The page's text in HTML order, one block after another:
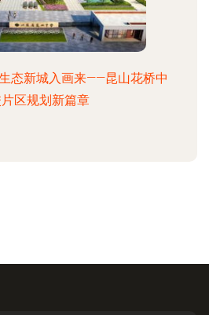
态新城入画来——昆山花桥中
区规划新篇章